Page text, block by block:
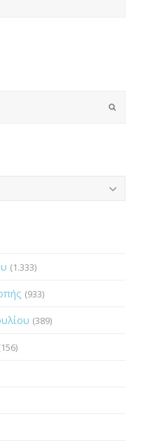
Submit
(1.333)
(933)
(389)